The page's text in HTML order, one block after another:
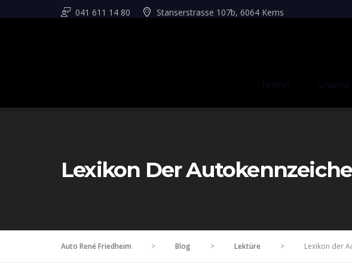
041 611 14 80 Stanserstrasse 107b, 6064 Kerns
home
Lexikon Der
Auto René Friedheim > Blog > Lektüre > Lexikon der